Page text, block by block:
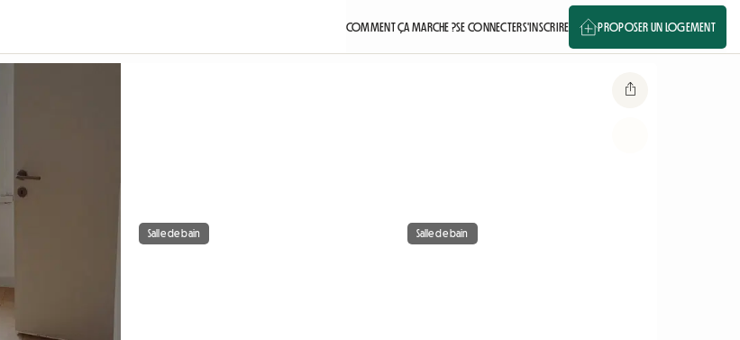
COMMENT ÇA MARCHE ?SE CONNECTERS'INSCRIRE PROPOSER UN LOGEMENT
Salle de bain Salle de bain